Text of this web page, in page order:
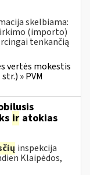
skelbiama:
(importo)
tenkančią
vertės mokestis
» PVM
ir atokias
inspekcija
Klaipėdos,